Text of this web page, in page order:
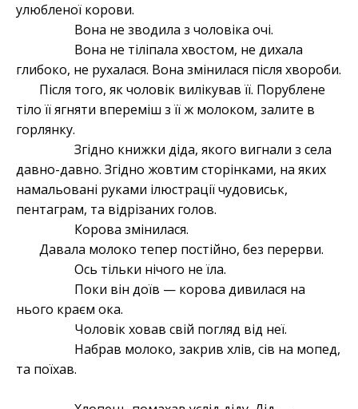
улюбленої корови.
Вона не зводила з чоловіка очі.
Вона не тіліпала хвостом, не дихала
глибоко, не рухалася. Вона змінилася після хвороби.
Після того, як чоловік вилікував її. Порублене
тіло її ягняти впереміш з її ж молоком, залите в
горлянку.
Згідно книжки діда, якого вигнали з села
давно-давно. Згідно жовтим сторінками, на яких
намальовані руками ілюстрації чудовиськ,
пентаграм, та відрізаних голов.
Корова змінилася.
Давала молоко тепер постійно, без перерви.
Ось тільки нічого не їла.
Поки він доїв — корова дивилася на
нього краєм ока.
Чоловік ховав свій погляд від неї.
Набрав молоко, закрив хлів, сів на мопед,
та поїхав.